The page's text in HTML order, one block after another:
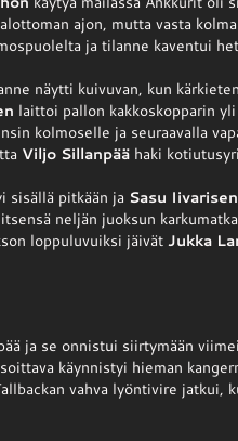
ajon, mutta vasta
ja tilanne kaventui
näytti kuivuvan, kun
laittoi pallon kakkoskopparin
kolmoselle ja seuraavalla
Viljo Sillanpää haki
sisällä pitkään ja Sasu Iivarisen
neljän juoksun
loppuluvuiksi jäivätJukka
ja se onnistui siirtymään
käynnistyi hieman
vahva lyöntivire jatkui,